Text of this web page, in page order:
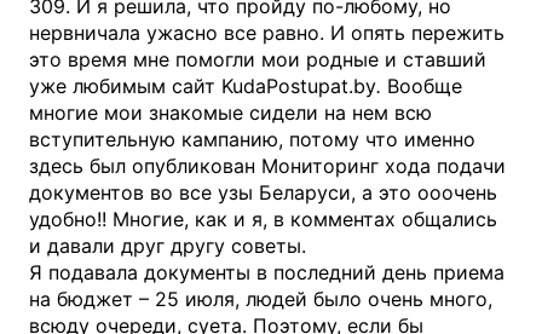
309. И я решила, что пройду по-любому, но
нервничала ужасно все равно. И опять пережить
это время мне помогли мои родные и ставший
уже любимым сайт KudaPostupat.by. Вообще
многие мои знакомые сидели на нем всю
вступительную кампанию, потому что именно
здесь был опубликован Мониторинг хода подачи
документов во все узы Беларуси, а это ооочень
удобно!! Многие, как и я, в комментах общались
и давали друг другу советы.
Я подавала документы в последний день приема
на бюджет – 25 июля, людей было очень много,
всюду очереди, суета. Поэтому, если бы